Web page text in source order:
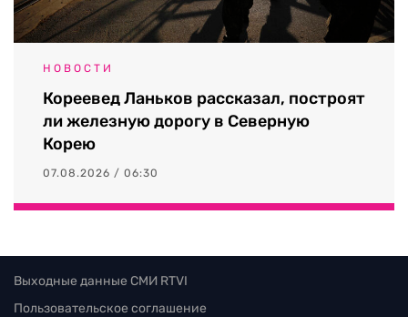
НОВОСТИ
Кореевед Ланьков рассказал, построят
ли железную дорогу в Северную
Корею
07.08.2026 / 06:30
Выходные данные СМИ RTVI
Пользовательское соглашение